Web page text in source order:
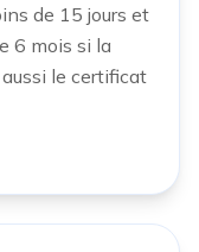
de 15 jours et
6 mois si la
le certificat